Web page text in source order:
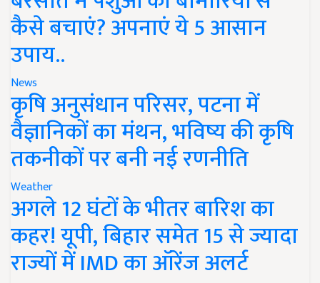
कैसे बचाएं? अपनाएं ये 5 आसान
उपाय..
News
कृषि अनुसंधान परिसर, पटना में
वैज्ञानिकों का मंथन, भविष्य की कृषि
तकनीकों पर बनी नई रणनीति
Weather
अगले 12 घंटों के भीतर बारिश का
कहर! यूपी, बिहार समेत 15 से ज्यादा
राज्यों में IMD का ऑरेंज अलर्ट